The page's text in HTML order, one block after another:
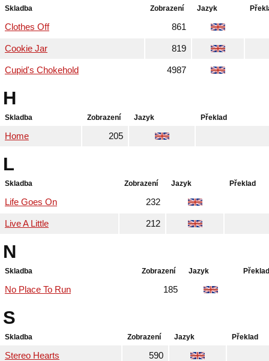
Skladba Zobrazení Jazyk
Clothes Off 861
Cookie Jar 819
Cupid's Chokehold 4987
H
Skladba Zobrazení Jazyk Překlad
Home 205
L
Skladba Zobrazení Jazyk Překlad
Life Goes On 232
Live A Little 212
N
Skladba Zobrazení Jazyk Překlad
No Place To Run 185
S
Skladba Zobrazení Jazyk Překlad
Stereo Hearts 590